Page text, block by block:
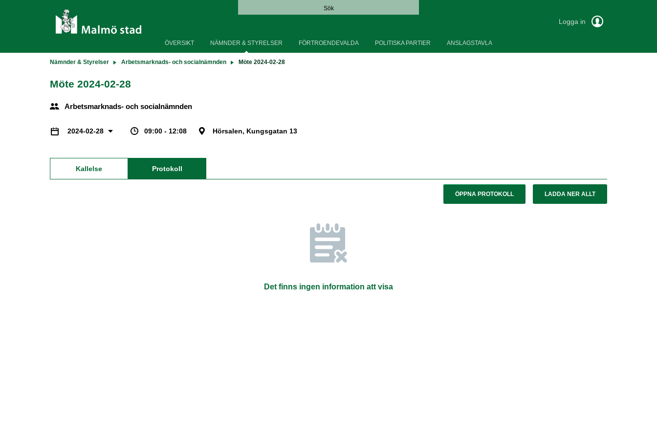
Sök
Logga in
ÖVERSIKT NÄMNDER & STYRELSER FÖRTROENDEVALDA POLITISKA PARTIER ANSLAGSTAVLA
Nämnder & Styrelser Arbetsmarknads- och socialnämnden Möte 2024-02-28
Möte 2024-02-28
Arbetsmarknads- och socialnämnden
2024-02-28 09:00 - 12:08 Hörsalen, Kungsgatan 13
Kallelse Protokoll
ÖPPNA PROTOKOLL LADDA NER ALLT
Det finns ingen information att visa